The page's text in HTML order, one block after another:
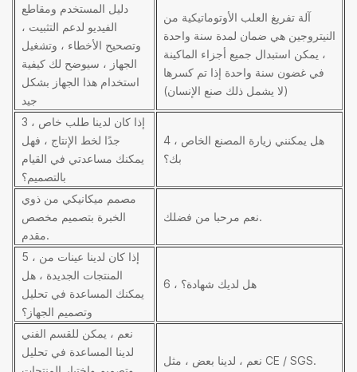
دليل المستخدم ومقاطع
الفيديو لدعم التثبيت ،
وتصحيح الأخطاء ، وتشغيل
الجهاز ، سيوضح لك كيفية
استخدام هذا الجهاز بشكل
جيد
آلة تفريغ العلب الأوتوماتيكية من
النيتروجين هي ضمان لمدة سنة واحدة
، يمكن استبدال جميع أجزاء الماكينة
في غضون سنة واحدة إذا تم كسرها
(لا يشمل ذلك صنع الإنسان)
3 ، إذا كان لدينا طلب خاص
جدًا لخط الإنتاج ، فهل
يمكنك مساعدتي في القيام
بالتصميم؟
4 ، هل يمكنني زيارة المصنع الخاص
بك؟
مصمم ميكانيكي من ذوي
الخبرة بتصميم مخصص
مقدم.
نعم مرحبا من فضلك.
5 ، إذا كان لدينا عينات من
المنتجات الجديدة ، هل
يمكنك المساعدة في تحليل
وتصميم الجهاز؟
6 ، هل لديك شهادة؟
نعم ، يمكن للقسم الفني
لدينا المساعدة في تحليل
نعم ، لدينا بعض ، مثل CE / SGS.